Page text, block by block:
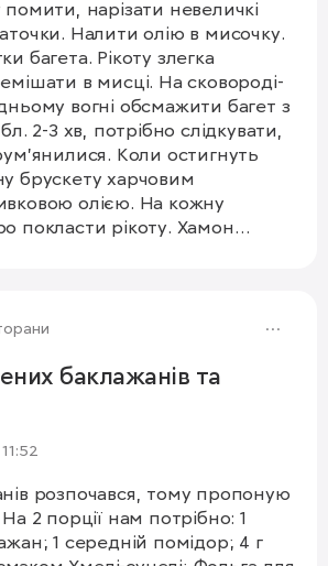
Налити олію в мисочку.
багета. Рікоту злегка
в мисці. На сковороді-
вогні обсмажити багет з
2-3 хв, потрібно слідкувати,
Коли остигнуть
брускету харчовим
олією. На кожну
покласти рікоту. Хамон
баклажанів та
розпочався, тому пропоную
1 середній помідор; 4 г